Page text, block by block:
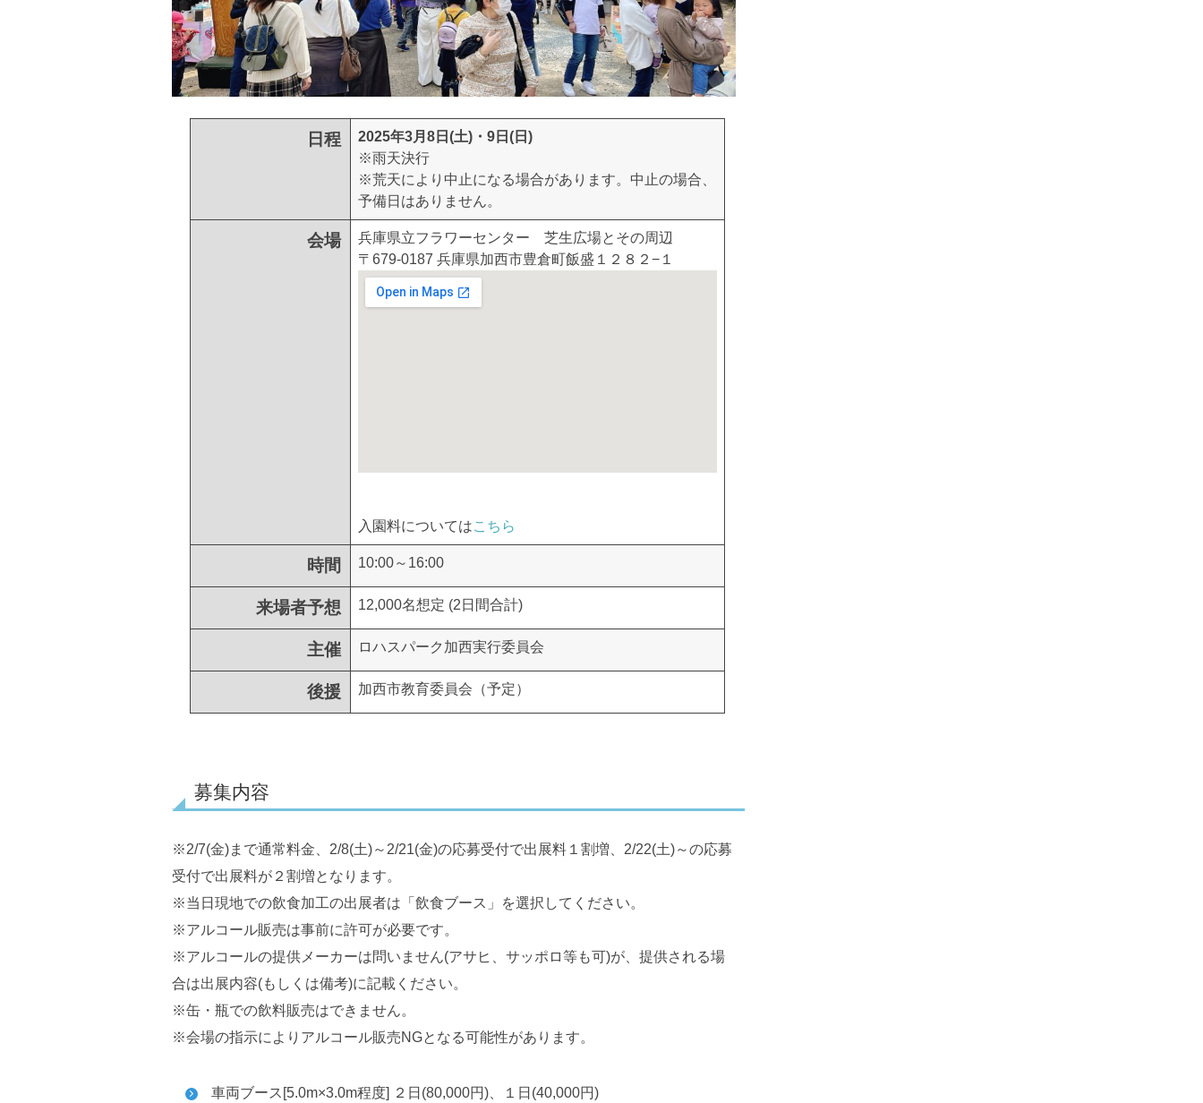
日程
2025年3月8日(土)・9日(日)
※雨天決行
※荒天により中止になる場合があります。中止の場合、
予備日はありません。
会場
兵庫県立フラワーセンター 芝生広場とその周辺
〒679-0187 兵庫県加西市豊倉町飯盛１２８２−１
入園料についてはこちら
時間 10:00～16:00
来場者予想 12,000名想定 (2日間合計)
主催 ロハスパーク加西実行委員会
後援 加西市教育委員会（予定）
募集内容
※2/7(金)まで通常料金、2/8(土)～2/21(金)の応募受付で出展料１割増、2/22(土)～の応募
受付で出展料が２割増となります。
※当日現地での飲食加工の出展者は「飲食ブース」を選択してください。
※アルコール販売は事前に許可が必要です。
※アルコールの提供メーカーは問いません(アサヒ、サッポロ等も可)が、提供される場
合は出展内容(もしくは備考)に記載ください。
※缶・瓶での飲料販売はできません。
※会場の指示によりアルコール販売NGとなる可能性があります。
車両ブース[5.0m×3.0m程度] ２日(80,000円)、１日(40,000円)